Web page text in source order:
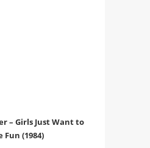
– Girls Just Want to
Fun (1984)